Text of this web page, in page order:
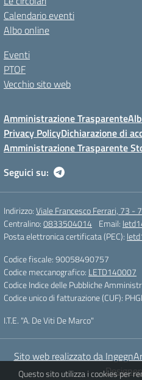
Calendario eventi
Albo online
Eventi
PTOF
Vecchio sito web
Amministrazione Trasparente
Privacy PolicyDichiarazione di
Amministrazione Trasparente
Seguici su:
Indirizzo:Viale Francesco Ferrari, 73 -
Centralino:0833504014 Email:
Posta elettronica certificata (PEC):
Codice fiscale: 90058490757
Codice meccanografico: LETD140007
Codice Indice delle Pubbliche
Codice unico di fatturazione (CUF):
I.T.E. "A. De Viti De Marco"
Sito web realizzato da
Questo sito utilizza i cookies per